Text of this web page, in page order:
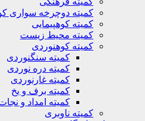
کمیته دوچرخه سواری کوهستان
کمیته کوهپیمایی
کمیته محیط زیست
کمیته کوهنوردی
کمیته سنگنوردی
کمیته دره نوردی
کمیته غارنوردی
کمیته برف و یخ
کمیته امداد و نجات
کمیته ناوبری